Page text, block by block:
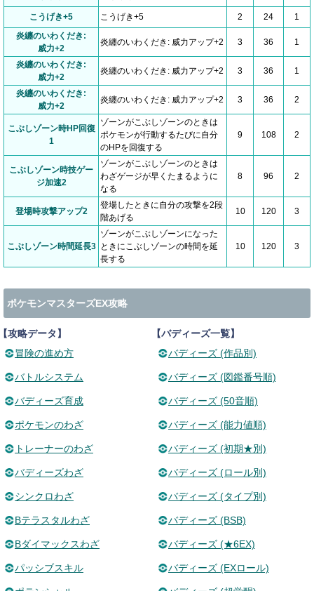
こうげき+5 こうげき+5 2 24
1
炎纏のいわくだき:
威力+2
炎纏のいわくだき: 威力アップ+2 3 36 1
炎纏のいわくだき:
威力+2
炎纏のいわくだき: 威力アップ+2 3 36 1
炎纏のいわくだき:
威力+2
炎纏のいわくだき: 威力アップ+2 3 36 2
こぶしゾーン時HP回復
1
ゾーンがこぶしゾーンのときは
ポケモンが行動するたびに自分
のHPを回復する
9 108 2
こぶしゾーン時技ゲー
ジ加速2
ゾーンがこぶしゾーンのときは
わざゲージが早くたまるように
なる
8 96 2
登場時攻撃アップ2
登場したときに自分の攻撃を2段
階あげる
10 120 3
こぶしゾーン時間延長3
ゾーンがこぶしゾーンになった
ときにこぶしゾーンの時間を延
長する
10 120 3
ポケモンマスターズEX攻略
攻略データ】
冒険の進め方
バトルシステム
バディーズ育成
ポケモンのわざ
トレーナーのわざ
バディーズわざ
シンクロわざ
Bテラスタルわざ
Bダイマックスわざ
パッシブスキル
【バディーズ一覧】
バディーズ (作品別)
バディーズ (図鑑番号順)
バディーズ (50音順)
バディーズ (能力値順)
バディーズ (初期★別)
バディーズ (ロール別)
バディーズ (タイプ別)
バディーズ (BSB)
バディーズ (★6EX)
バディーズ (EXロール)